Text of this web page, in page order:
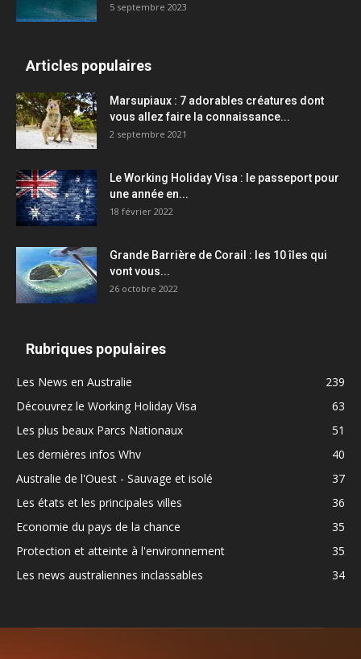
5 septembre 2023
Articles populaires
Marsupiaux : 7 adorables créatures dont
vous allez faire la connaissance...
2 septembre 2021
Le Working Holiday Visa : le passeport pour
une année en...
18 février 2022
Grande Barrière de Corail : les 10 îles qui
vont vous...
26 octobre 2022
Rubriques populaires
Les News en Australie
239
Découvrez le Working Holiday Visa
63
Les plus beaux Parcs Nationaux
51
Les dernières infos Whv
40
Australie de l'Ouest - Sauvage et isolé
37
Les états et les principales villes
36
Economie du pays de la chance
35
Protection et atteinte à l'environnement
35
Les news australiennes inclassables
34